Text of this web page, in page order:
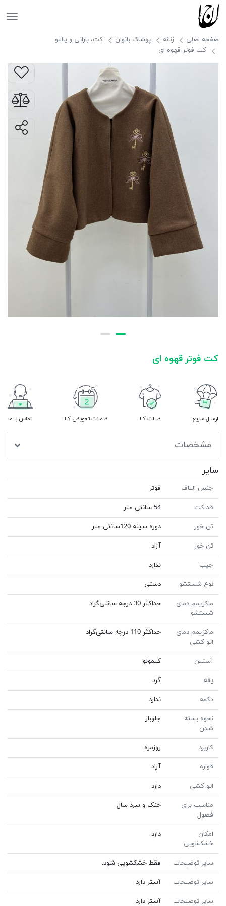
صفحه اصلی زنانه پوشاک بانوان
کت، بارانی و پالتو
کت فوتر قهوه ای
کت فوتر قهوه ای
ارسال سریع اصالت کالا ضمانت تعویض کالا تماس با ما
مشخصات
سایر
جنس الیاف فوتر
قد کت 54 سانتی متر
تن خور دوره سینه 120سانتی متر
تن خور آزاد
جیب ندارد
نوع شستشو دستی
ماکزیمم دمای
شستشو
حداکثر 30 درجه سانتی‌گراد
ماکزیمم دمای
اتو کشی
حداکثر 110 درجه سانتی‌گراد
آستین کیمونو
یقه گرد
دکمه ندارد
نحوه بسته
شدن
جلوباز
کاربرد روزمره
قواره آزاد
اتو کشی دارد
مناسب برای
فصول
خنک و سرد سال
امکان
خشکشویی
دارد
سایر توضیحات فقط خشکشویی شود.
سایر توضیحات آستر دارد
سایر توضیحات آستر دارد